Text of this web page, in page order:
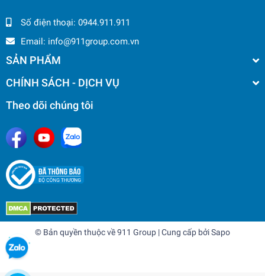
Số điện thoại: 0944.911.911
Email: info@911group.com.vn
SẢN PHẨM
CHÍNH SÁCH - DỊCH VỤ
Theo dõi chúng tôi
© Bản quyền thuộc về911 Group | Cung cấp bởiSapo